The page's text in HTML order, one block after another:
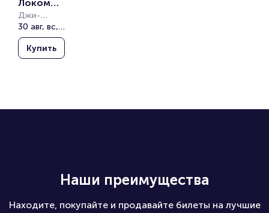
Локомот
ив -
Северста
ль.
Мемориа
Джи-
Драйв (G-
Drive
Арена)
30 авг, вс, 15:00
Купить
Наши преимущества
Находите, покупайте и продавайте билеты на лучшие